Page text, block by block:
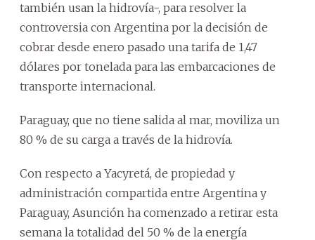
también usan la hidrovía-, para resolver la
controversia con Argentina por la decisión de
cobrar desde enero pasado una tarifa de 1,47
dólares por tonelada para las embarcaciones de
transporte internacional.
Paraguay, que no tiene salida al mar, moviliza un
80 % de su carga a través de la hidrovía.
Con respecto a Yacyretá, de propiedad y
administración compartida entre Argentina y
Paraguay, Asunción ha comenzado a retirar esta
semana la totalidad del 50 % de la energía